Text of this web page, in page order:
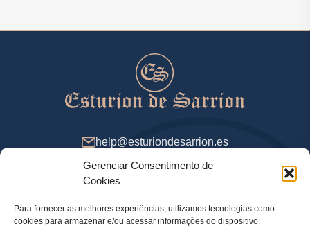
Gerenciar Consentimento de
Cookies
Para fornecer as melhores experiências, utilizamos tecnologias como
cookies para armazenar e/ou acessar informações do dispositivo.
help@esturiondesarrion.es
Das 9 às 18 (GMT+2) nos dias úteis